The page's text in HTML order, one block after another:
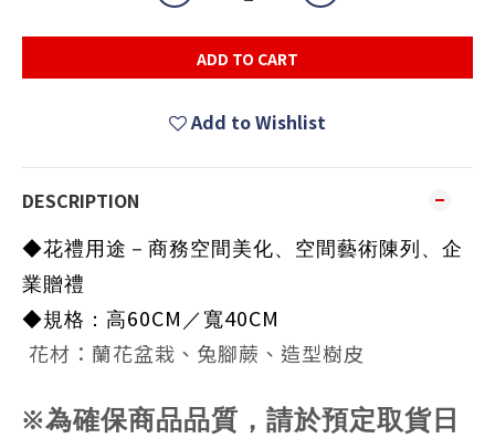
ADD TO CART
Add to Wishlist
DESCRIPTION
◆花禮用途－商務空間美化、空間藝術陳列、企
業贈禮
◆規格：高60CM ／寬40CM
花材：蘭花盆栽、兔腳蕨、造型樹皮
※為確保商品品質，請於預定取貨日